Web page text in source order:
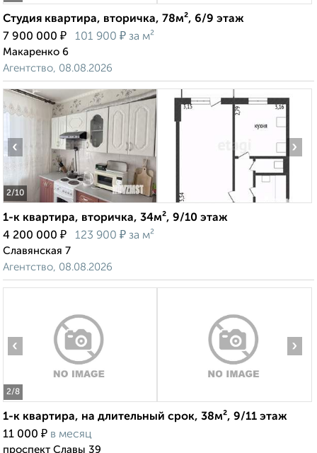
Студия квартира, вторичка, 78м², 6/9 этаж
7 900 000 ₽ 101 900 ₽ за м²
Макаренко 6
Агентство, 08.08.2026
2/10
‹ ›
1-к квартира, вторичка, 34м², 9/10 этаж
4 200 000 ₽ 123 900 ₽ за м²
Славянская 7
Агентство, 08.08.2026
2/8
‹ ›
1-к квартира, на длительный срок, 38м², 9/11 этаж
11 000 ₽ в месяц
проспект Славы 39